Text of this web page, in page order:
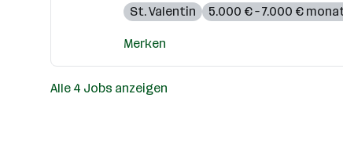
St. Valentin
5.000 € – 7.000 €
Merken
Alle 4 Jobs anzeigen